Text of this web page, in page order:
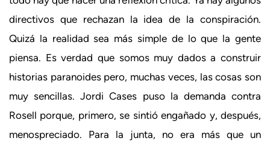
directivos que rechazan la idea de la conspiración.
Quizá la realidad sea más simple de lo que la gente
piensa. Es verdad que somos muy dados a construir
historias paranoides pero, muchas veces, las cosas son
muy sencillas. Jordi Cases puso la demanda contra
Rosell porque, primero, se sintió engañado y, después,
menospreciado. Para la junta, no era más que un